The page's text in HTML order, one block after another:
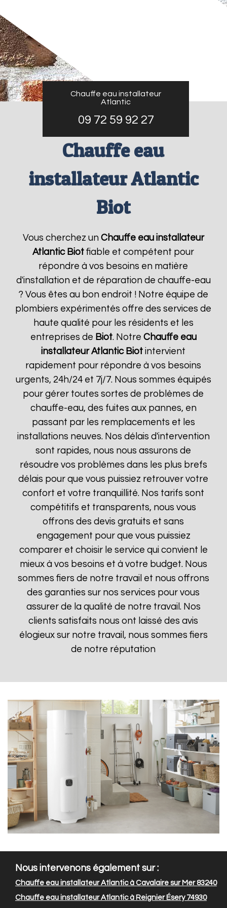
Chauffe eau installateur
Atlantic
09 72 59 92 27
Chauffe eau
installateur Atlantic
Biot
Vous cherchez un Chauffe eau installateur
Atlantic Biot fiable et compétent pour
répondre à vos besoins en matière
d'installation et de réparation de chauffe-eau
? Vous êtes au bon endroit ! Notre équipe de
plombiers expérimentés offre des services de
haute qualité pour les résidents et les
entreprises de Biot. Notre Chauffe eau
installateur Atlantic Biot intervient
rapidement pour répondre à vos besoins
urgents, 24h/24 et 7j/7. Nous sommes équipés
pour gérer toutes sortes de problèmes de
chauffe-eau, des fuites aux pannes, en
passant par les remplacements et les
installations neuves. Nos délais d'intervention
sont rapides, nous nous assurons de
résoudre vos problèmes dans les plus brefs
délais pour que vous puissiez retrouver votre
confort et votre tranquillité. Nos tarifs sont
compétitifs et transparents, nous vous
offrons des devis gratuits et sans
engagement pour que vous puissiez
comparer et choisir le service qui convient le
mieux à vos besoins et à votre budget. Nous
sommes fiers de notre travail et nous offrons
des garanties sur nos services pour vous
assurer de la qualité de notre travail. Nos
clients satisfaits nous ont laissé des avis
élogieux sur notre travail, nous sommes fiers
de notre réputation
Nous intervenons également sur :
Chauffe eau installateur Atlantic à Cavalaire sur Mer 83240
Chauffe eau installateur Atlantic à Reignier Ésery 74930